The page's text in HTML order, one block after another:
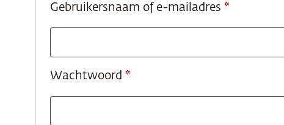
Gebruikersnaam of e-mailadres *Vereist
Wachtwoord *Vereist